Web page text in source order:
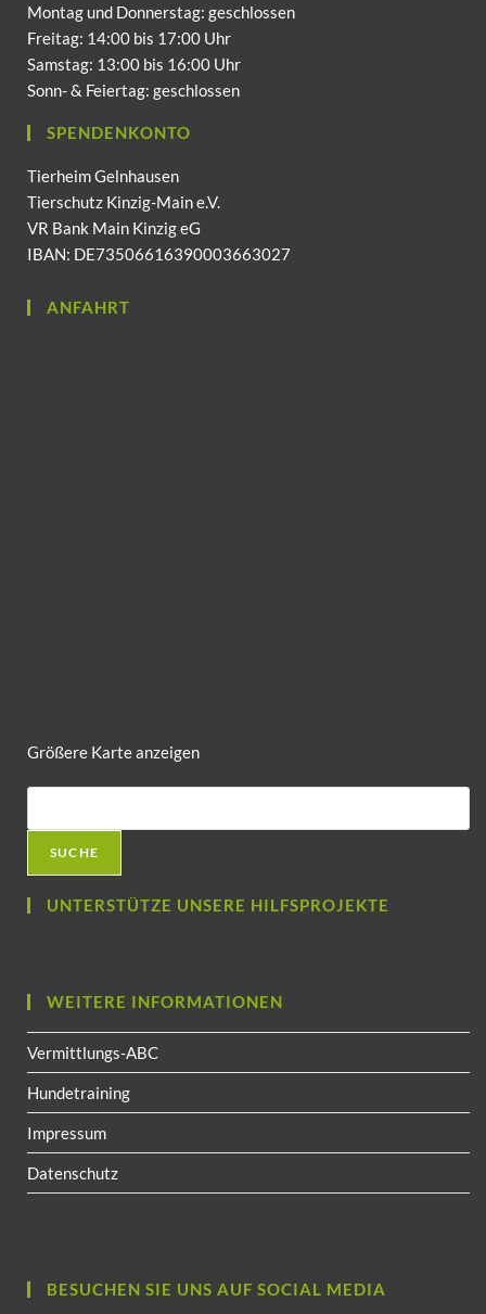
Montag und Donnerstag: geschlossen
Freitag: 14:00 bis 17:00 Uhr
Samstag: 13:00 bis 16:00 Uhr
Sonn- & Feiertag: geschlossen
SPENDENKONTO
Tierheim Gelnhausen
Tierschutz Kinzig-Main e.V.
VR Bank Main Kinzig eG
IBAN: DE73506616390003663027
ANFAHRT
Größere Karte anzeigen
SUCHE
UNTERSTÜTZE UNSERE HILFSPROJEKTE
WEITERE INFORMATIONEN
Vermittlungs-ABC
Hundetraining
Impressum
Datenschutz
BESUCHEN SIE UNS AUF SOCIAL MEDIA